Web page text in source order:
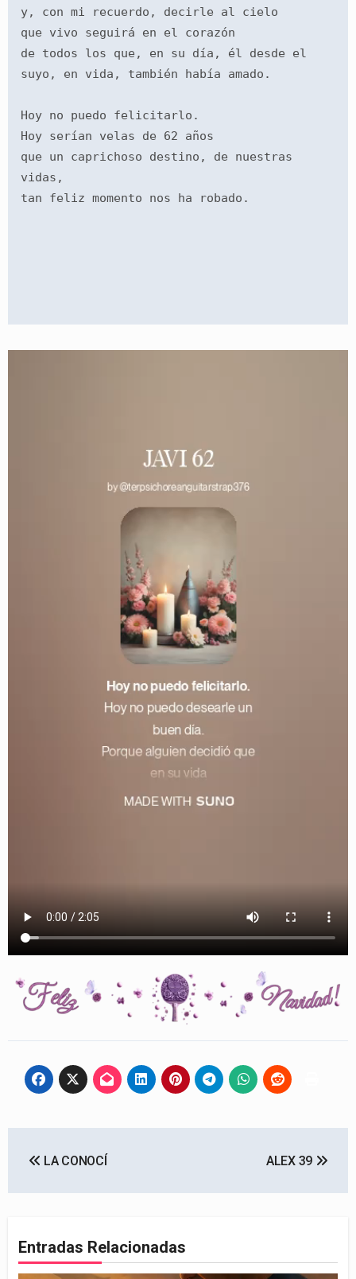
y, con mi recuerdo, decirle al cielo
que vivo seguirá en el corazón
de todos los que, en su día, él desde el
suyo, en vida, también había amado.
Hoy no puedo felicitarlo.
Hoy serían velas de 62 años
que un caprichoso destino, de nuestras
vidas,
tan feliz momento nos ha robado.
de
LA CONOCÍ ALEX 39
Entradas Relacionadas